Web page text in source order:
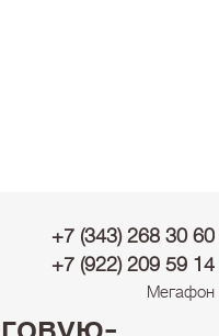
+7 (343) 268 30 60
+7 (922) 209 59 14
Мегафон